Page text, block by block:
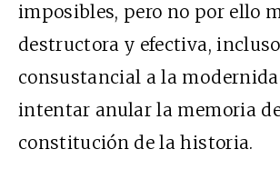
imposibles, pero no por ello
destructora y efectiva,
consustancial a la
intentar anular la memoria
constitución de la historia.